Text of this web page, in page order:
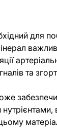
для
та